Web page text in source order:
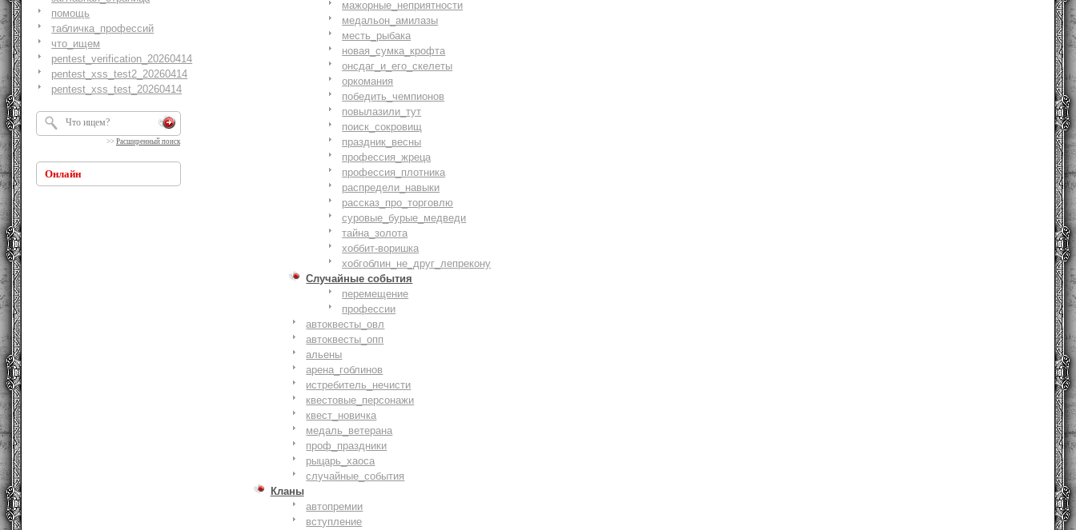
помощь
табличка_профессий
что_ищем
pentest_verification_20260414
pentest_xss_test2_20260414
pentest_xss_test_20260414
>> Расширенный поиск
Онлайн
мажорные_неприятности
медальон_амилазы
месть_рыбака
новая_сумка_крофта
онсдаг_и_его_скелеты
оркомания
победить_чемпионов
повылазили_тут
поиск_сокровищ
праздник_весны
профессия_жреца
профессия_плотника
распредели_навыки
рассказ_про_торговлю
суровые_бурые_медведи
тайна_золота
хоббит-воришка
хобгоблин_не_друг_лепрекону
Случайные события
перемещение
профессии
автоквесты_овл
автоквесты_опп
альены
арена_гоблинов
истребитель_нечисти
квестовые_персонажи
квест_новичка
медаль_ветерана
проф_праздники
рыцарь_хаоса
случайные_события
Кланы
автопремии
вступление